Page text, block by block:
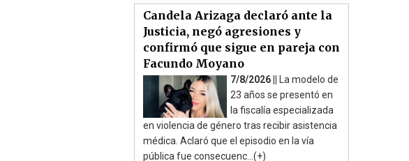
Candela Arizaga declaró ante la
Justicia, negó agresiones y
confirmó que sigue en pareja con
Facundo Moyano
7/8/2026 ||
La modelo de
23 años se presentó en
la fiscalía especializada
en violencia de género tras recibir asistencia
médica. Aclaró que el episodio en la vía
pública fue consecuenc...(+)